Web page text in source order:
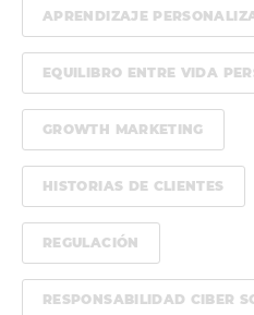
APRENDIZAJE
EQUILIBRO ENTRE VIDA
GROWTH MARKETING
HISTORIAS DE CLIENTES
REGULACIÓN
RESPONSABILIDAD CIBER